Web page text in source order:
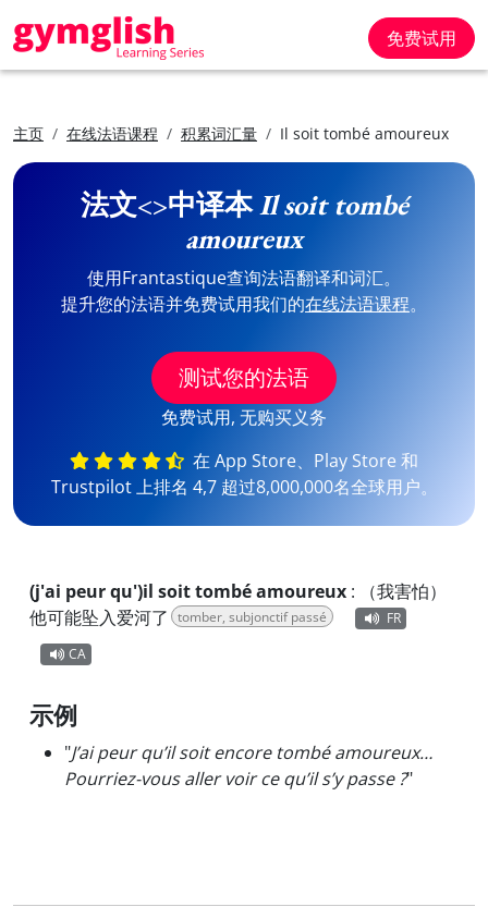
免费试用
主页 在线法语课程 积累词汇量 Il soit tombé amoureux
法文<>中译本Il soit tombé
amoureux
使用Frantastique查询法语翻译和词汇。
提升您的法语并免费试用我们的在线法语课程。
测试您的法语
免费试用, 无购买义务
在 App Store、Play Store 和
Trustpilot 上排名 4,7 超过8,000,000名全球用户。
(j'ai peur qu')il soit tombé amoureux :
（我害怕）
他可能坠入爱河了 tomber, subjonctif passé
FR
CA
示例
"J’ai peur qu’il soit encore tombé amoureux…
Pourriez-vous aller voir ce qu’il s’y passe ?"